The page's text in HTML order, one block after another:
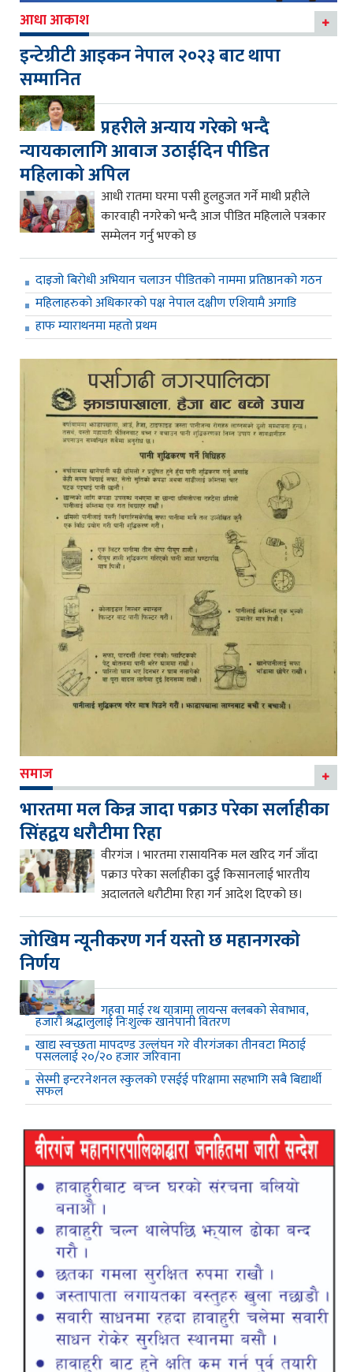
आधा आकाश
इन्टेग्रीटी आइकन नेपाल २०२३ बाट थापा
सम्मानित
प्रहरीले अन्याय गरेको भन्दै
न्यायकालागि आवाज उठाईदिन पीडित
महिलाको अपिल
आधी रातमा घरमा पसी हुलहुजत गर्ने माथी प्रहीले
कारवाही नगरेको भन्दै आज पीडित महिलाले पत्रकार
सम्मेलन गर्नु भएको छ
दाइजो बिरोधी अभियान चलाउन पीडितको नाममा प्रतिष्ठानको गठन
महिलाहरुको अधिकारको पक्ष नेपाल दक्षीण एशियामै अगाडि
हाफ म्याराथनमा महतो प्रथम
समाज
भारतमा मल किन्न जादा पक्राउ परेका सर्लाहीका
सिंहद्वय धरौटीमा रिहा
वीरगंज । भारतमा रासायनिक मल खरिद गर्न जाँदा
पक्राउ परेका सर्लाहीका दुई किसानलाई भारतीय
अदालतले धरौटीमा रिहा गर्न आदेश दिएको छ।
जाेखिम न्यूनीकरण गर्न यस्ताे छ महानगरकाे
निर्णय
गहवा माई रथ यात्रामा लायन्स क्लबको सेवाभाव,
हजारौं श्रद्धालुलाई निःशुल्क खानेपानी वितरण
खाद्य स्वच्छता मापदण्ड उल्लंघन गरे वीरगंजका तीनवटा मिठाई
पसललाई २०/२० हजार जरिवाना
सेस्मी इन्टरनेशनल स्कुलको एसईई परिक्षामा सहभागि सबै बिद्यार्थी
सफल